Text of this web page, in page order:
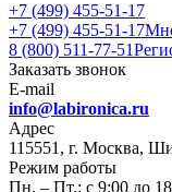
+7 (499) 455-51-17
+7 (499) 455-51-17
8 (800) 511-77-51
Заказать звонок
E-mail
info@labironica.ru
Адрес
115551, г. Москва,
Режим работы
Пн. – Пт.: с 9:00 до